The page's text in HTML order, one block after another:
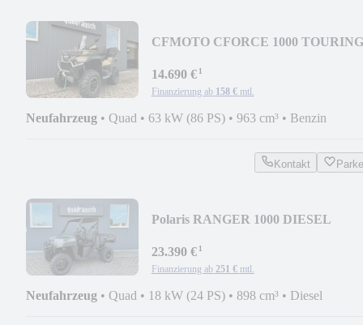
CFMOTO CFORCE 1000 TOURING
14.690 €¹
Finanzierung ab 158 € mtl.
Neufahrzeug • Quad • 63 kW (86 PS) • 963 cm³ • Benzin
Kontakt
Polaris RANGER 1000 DIESEL
23.390 €¹
Finanzierung ab 251 € mtl.
Neufahrzeug • Quad • 18 kW (24 PS) • 898 cm³ • Diesel